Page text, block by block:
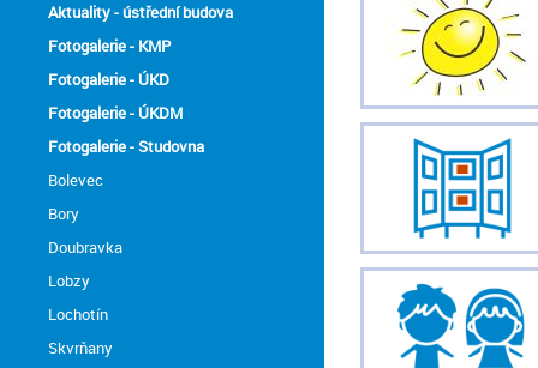
Aktuality - ústřední budova
Fotogalerie - KMP
Fotogalerie - ÚKD
Fotogalerie - ÚKDM
Fotogalerie - Studovna
Bolevec
Bory
Doubravka
Lobzy
Lochotín
Skvrňany